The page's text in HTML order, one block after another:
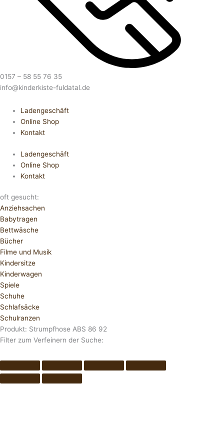
0157 – 58 55 76 35
info@kinderkiste-fuldatal.de
Ladengeschäft
Online Shop
Kontakt
Ladengeschäft
Online Shop
Kontakt
oft gesucht:
Anziehsachen
Babytragen
Bettwäsche
Bücher
Filme und Musik
Kindersitze
Kinderwagen
Spiele
Schuhe
Schlafsäcke
Schulranzen
Produkt: Strumpfhose ABS 86 92
Filter zum Verfeinern der Suche: